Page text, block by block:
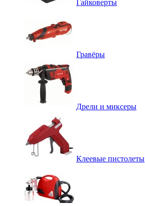
Гайковерты
Гравёры
Дрели и миксеры
Клеевые пистолеты